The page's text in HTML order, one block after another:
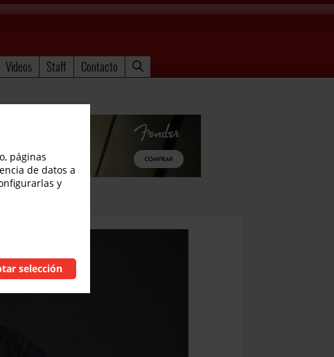
Videos Staff Contacto
páginas
de datos a
y
selección